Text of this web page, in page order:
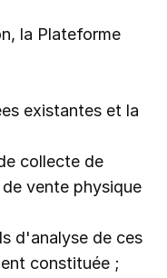
la Plateforme
existantes et la
collecte de
vente physique
d'analyse de ces
constituée ;